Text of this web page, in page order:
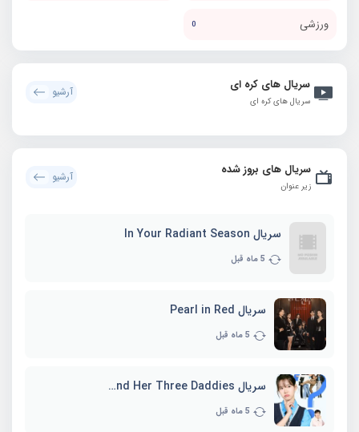
ورزشی 0
سریال های کره ای
سریال های کره ای
آرشیو
سریال های بروز شده
زیر عنوان
آرشیو
سریال In Your Radiant Season
5 ماه قبل
سریال Pearl in Red
5 ماه قبل
سریال Marie and Her Three Daddies
5 ماه قبل